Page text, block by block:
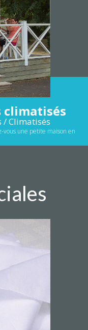
climatisés
/ Climatisés
vous une petite maison en